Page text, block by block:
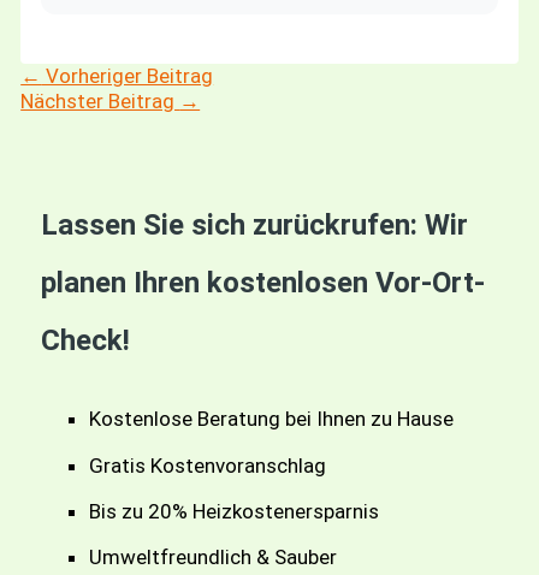
← Vorheriger Beitrag
Nächster Beitrag →
Lassen Sie sich zurückrufen: Wir
planen Ihren kostenlosen Vor-Ort-
Check!
Kostenlose Beratung bei Ihnen zu Hause
Gratis Kostenvoranschlag
Bis zu 20% Heizkostenersparnis
Umweltfreundlich & Sauber